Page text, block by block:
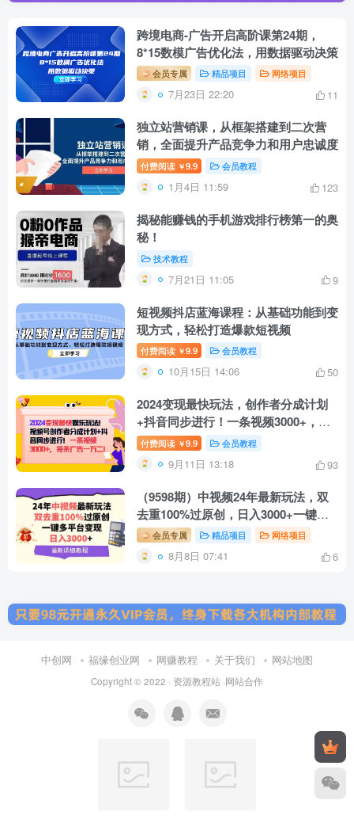
跨境电商-广告开启高阶课第24期，
8*15数模广告优化法，用数据驱动决策
会员专属 精品项目 网络项目
7月23日 22:20 11
独立站营销课，从框架搭建到二次营
销，全面提升产品竞争力和用户忠诚度
付费阅读 ￥9.9 会员教程
1月4日 11:59 123
揭秘能赚钱的手机游戏排行榜第一的奥
秘！
技术教程
7月21日 11:05 9
短视频抖店蓝海课程：从基础功能到变
现方式，轻松打造爆款短视频
付费阅读 ￥9.9 会员教程
10月15日 14:06 50
2024变现最快玩法，创作者分成计划
+抖音同步进行！一条视频3000+，接
条广告一万二！
付费阅读 ￥9.9 会员教程
9月11日 13:18 93
（9598期）中视频24年最新玩法，双
去重100%过原创，日入3000+一键多
平台变现
会员专属 精品项目 网络项目
8月8日 07:41 6
中创网 福缘创业网 网赚教程 关于我们 网站地图
Copyright © 2022 · 资源教程站 ·网站合作